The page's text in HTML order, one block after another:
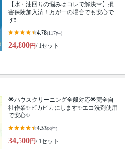
【水・油回りの悩みはコレで解決🪽】損
害保険加入済！万が一の場合でも安心で
す❗️
4.78(117件)
24,800円/ 1セット
🌟ハウスクリーニング全般対応🌟完全自
社作業✨️ピカピカにします✨️エコ洗剤使用
で安心✨
4.53(8件)
34,500円/ 1セット